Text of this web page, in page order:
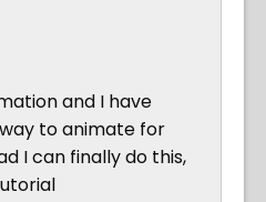
and I have
to animate for
I can finally do this,